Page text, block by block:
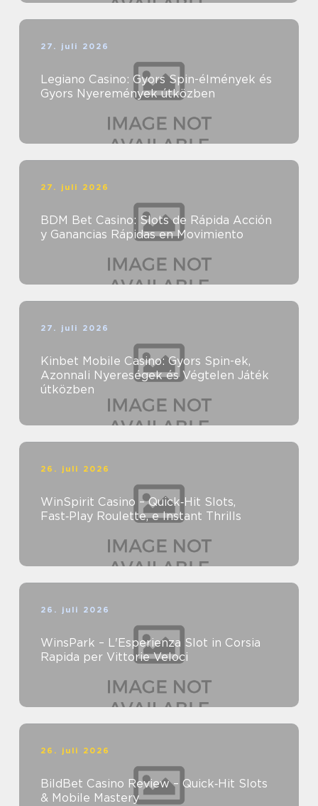
27. juli 2026
Legiano Casino: Gyors Spin-élmények és
Gyors Nyeremények útközben
27. juli 2026
BDM Bet Casino: Slots de Rápida Acción
y Ganancias Rápidas en Movimiento
27. juli 2026
Kinbet Mobile Casino: Gyors Spin-ek,
Azonnali Nyereségek és Végtelen Játék
útközben
26. juli 2026
WinSpirit Casino – Quick‑Hit Slots,
Fast‑Play Roulette, e Instant Thrills
26. juli 2026
WinsPark – L'Esperienza Slot in Corsia
Rapida per Vittorie Veloci
26. juli 2026
BildBet Casino Review – Quick‑Hit Slots
& Mobile Mastery